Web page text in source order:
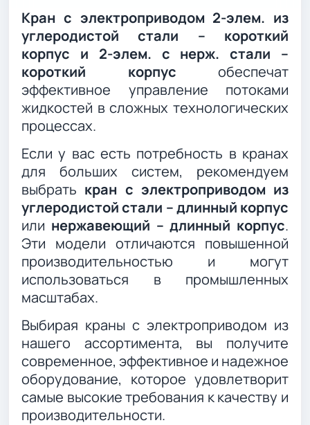
Кран с электроприводом 2-элем. из
углеродистой стали – короткий
корпус и 2-элем. с нерж. стали –
короткий корпус обеспечат
эффективное управление потоками
жидкостей в сложных технологических
процессах.
Если у вас есть потребность в кранах
для больших систем, рекомендуем
выбрать кран с электроприводом из
углеродистой стали – длинный корпус
или нержавеющий – длинный корпус.
Эти модели отличаются повышенной
производительностью и могут
использоваться в промышленных
масштабах.
Выбирая краны с электроприводом из
нашего ассортимента, вы получите
современное, эффективное и надежное
оборудование, которое удовлетворит
самые высокие требования к качеству и
производительности.